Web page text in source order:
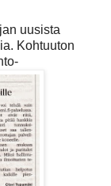
uusista
Kohtuuton